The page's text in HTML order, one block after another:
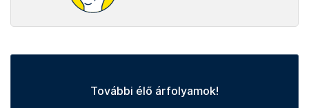
További élő árfolyamok!